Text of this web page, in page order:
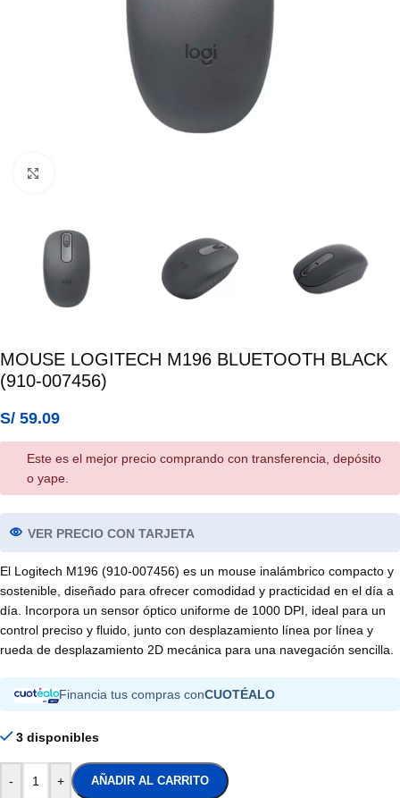
MOUSE LOGITECH M196 BLUETOOTH BLACK
(910-007456)
S/ 59.09
Este es el mejor precio comprando con transferencia, depósito
o yape.
VER PRECIO CON TARJETA
El Logitech M196 (910-007456) es un mouse inalámbrico compacto y
sostenible, diseñado para ofrecer comodidad y practicidad en el día a
día. Incorpora un sensor óptico uniforme de 1000 DPI, ideal para un
control preciso y fluido, junto con desplazamiento línea por línea y
rueda de desplazamiento 2D mecánica para una navegación sencilla.
Financia tus compras conCUOTÉALO
3 disponibles
- + AÑADIR AL CARRITO